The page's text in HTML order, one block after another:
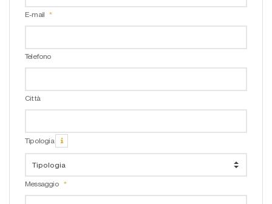
E-mail
Telefono
Città
Tipologia
Messaggio